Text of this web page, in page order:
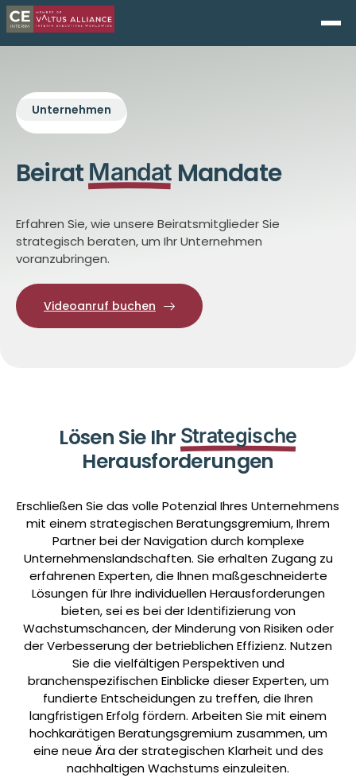
Unternehmen
Beirat Mandat Mandate
Erfahren Sie, wie unsere Beiratsmitglieder Sie
strategisch beraten, um Ihr Unternehmen
voranzubringen.
Videoanruf buchen
Lösen Sie Ihr Strategische
Herausforderungen
Erschließen Sie das volle Potenzial Ihres Unternehmens
mit einem strategischen Beratungsgremium, Ihrem
Partner bei der Navigation durch komplexe
Unternehmenslandschaften. Sie erhalten Zugang zu
erfahrenen Experten, die Ihnen maßgeschneiderte
Lösungen für Ihre individuellen Herausforderungen
bieten, sei es bei der Identifizierung von
Wachstumschancen, der Minderung von Risiken oder
der Verbesserung der betrieblichen Effizienz. Nutzen
Sie die vielfältigen Perspektiven und
branchenspezifischen Einblicke dieser Experten, um
fundierte Entscheidungen zu treffen, die Ihren
langfristigen Erfolg fördern. Arbeiten Sie mit einem
hochkarätigen Beratungsgremium zusammen, um
eine neue Ära der strategischen Klarheit und des
nachhaltigen Wachstums einzuleiten.